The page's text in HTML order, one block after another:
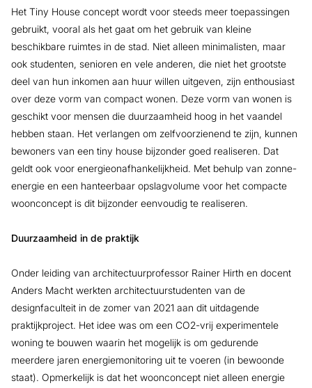
Het Tiny House concept wordt voor steeds meer toepassingen
gebruikt, vooral als het gaat om het gebruik van kleine
beschikbare ruimtes in de stad. Niet alleen minimalisten, maar
ook studenten, senioren en vele anderen, die niet het grootste
deel van hun inkomen aan huur willen uitgeven, zijn enthousiast
over deze vorm van compact wonen. Deze vorm van wonen is
geschikt voor mensen die duurzaamheid hoog in het vaandel
hebben staan. Het verlangen om zelfvoorzienend te zijn, kunnen
bewoners van een tiny house bijzonder goed realiseren. Dat
geldt ook voor energieonafhankelijkheid. Met behulp van zonne-
energie en een hanteerbaar opslagvolume voor het compacte
woonconcept is dit bijzonder eenvoudig te realiseren.
Duurzaamheid in de praktijk
Onder leiding van architectuurprofessor Rainer Hirth en docent
Anders Macht werkten architectuurstudenten van de
designfaculteit in de zomer van 2021 aan dit uitdagende
praktijkproject. Het idee was om een CO2-vrij experimentele
woning te bouwen waarin het mogelijk is om gedurende
meerdere jaren energiemonitoring uit te voeren (in bewoonde
staat). Opmerkelijk is dat het woonconcept niet alleen energie